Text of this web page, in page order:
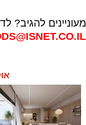
מעוניינים להגיב?